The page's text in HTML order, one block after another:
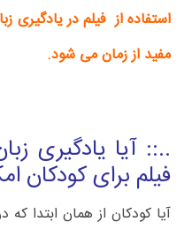
استفاده از فیلم در یادگیری
مفید از زمان می شود.
..:: آیا یادگیری
فیلم برای کودکان
آیا کودکان از همان ابتدا